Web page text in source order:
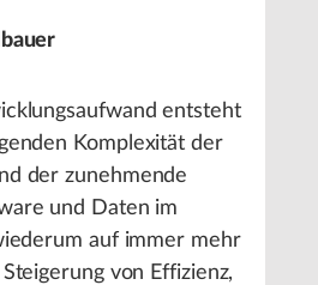
entsteht
Komplexität der
der zunehmende
und Daten im
auf immer mehr
von Effizienz,